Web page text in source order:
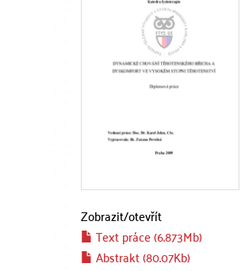
Zobrazit/otevřít
Text práce (6.873Mb)
Abstrakt (80.07Kb)